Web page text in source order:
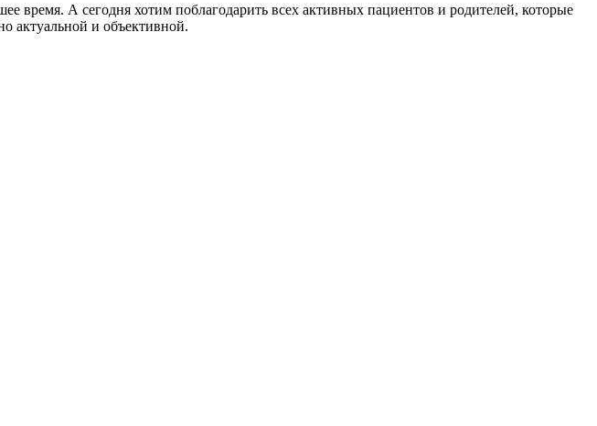
время. А сегодня хотим поблагодарить всех активных пациентов и родителей, которые
актуальной и объективной.